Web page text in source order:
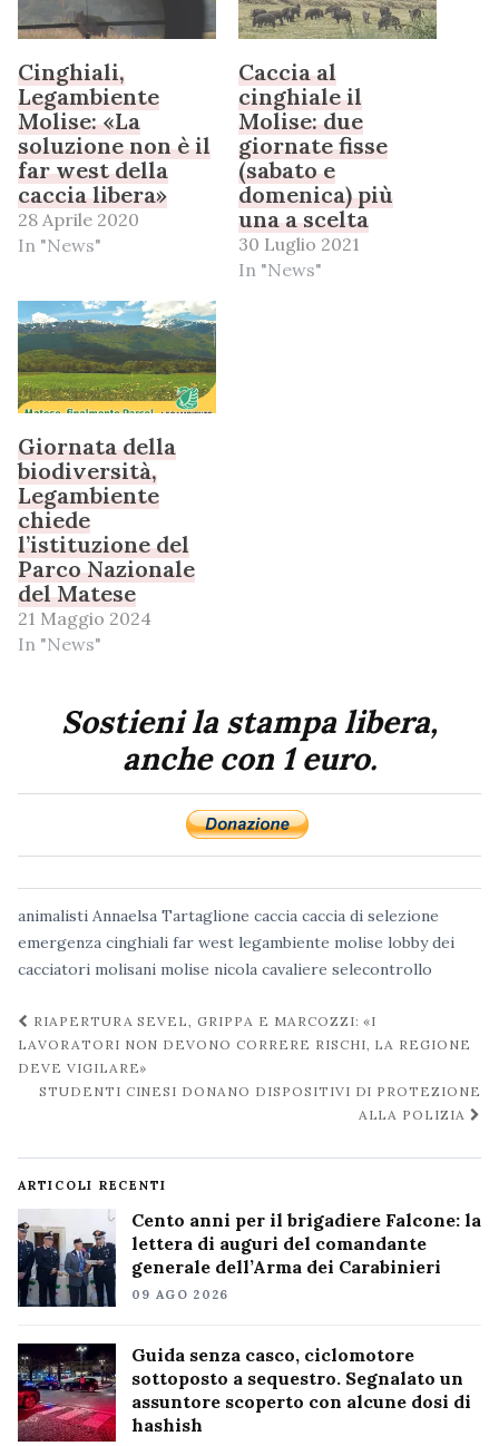
Cinghiali,
Legambiente
Molise: «La
soluzione non è il
far west della
caccia libera»
28 Aprile 2020
In "News"
Caccia al
cinghiale il
Molise: due
giornate fisse
(sabato e
domenica) più
una a scelta
30 Luglio 2021
In "News"
Giornata della
biodiversità,
Legambiente
chiede
l’istituzione del
Parco Nazionale
del Matese
21 Maggio 2024
In "News"
Sostieni la stampa libera,
anche con 1 euro.
animalisti Annaelsa Tartaglione caccia caccia di selezione
emergenza cinghiali far west legambiente molise lobby dei
cacciatori molisani molise nicola cavaliere selecontrollo
Navigazione
post
RIAPERTURA SEVEL, GRIPPA E MARCOZZI: «I
LAVORATORI NON DEVONO CORRERE RISCHI, LA REGIONE
DEVE VIGILARE»
STUDENTI CINESI DONANO DISPOSITIVI DI PROTEZIONE
ALLA POLIZIA
ARTICOLI RECENTI
Cento anni per il brigadiere Falcone: la
lettera di auguri del comandante
generale dell’Arma dei Carabinieri
09 AGO 2026
Guida senza casco, ciclomotore
sottoposto a sequestro. Segnalato un
assuntore scoperto con alcune dosi di
hashish